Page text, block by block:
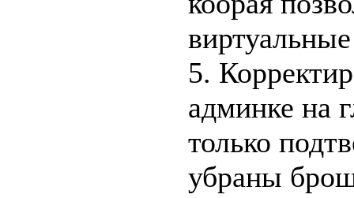
5.
админке на
только
убраны